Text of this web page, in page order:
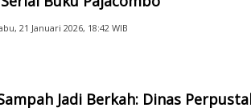
21 Januari 2026, 18:42 WIB
Jadi Berkah: Dinas